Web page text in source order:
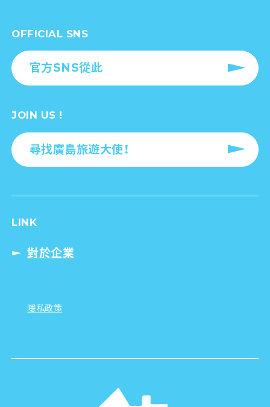
OFFICIAL SNS
官方SNS從此
JOIN US !
尋找廣島旅遊大使！
LINK
對於企業
隱私政策